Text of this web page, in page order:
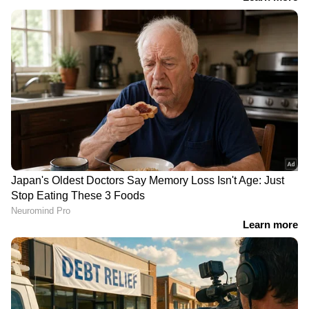
പ്രതിരോധമാണ് ആയുധം,
ഒപ്പം വൊസീന്യയുടെ
കൈകളും; സ്‌പെയിനെ
തളച്ച കേപ് വെർദെ തന്ത്രം
ബാഴ്സയെ നോവിച്ച്
പെരേസ്; സില്‍വക്ക്
പിന്നാലെ കുക്കുറേയയും,
വീണ്ടെടുപ്പിന് റയല്‍